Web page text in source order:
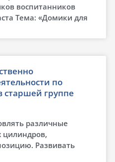
воспитанников
Тема: «Домики для
по
старшей группе
различные
Развивать